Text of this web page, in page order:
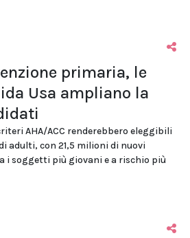
primaria, le
Usa ampliano la
AHA/ACC renderebbero eleggibili
adulti, con 21,5 milioni di nuovi
soggetti più giovani e a rischio più